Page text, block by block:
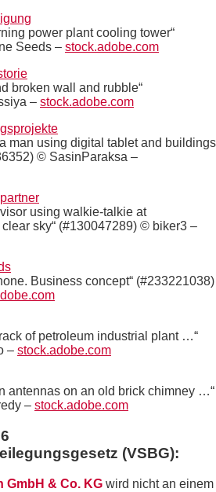
power plant cooling tower“
Seeds – stock.adobe.com
broken wall and rubble“
– stock.adobe.com
man using digital tablet and buildings
© SasinParaksa –
using walkie-talkie at
sky“ (#130047289) © biker3 –
Business concept“ (#233221038)
of petroleum industrial plant …“
– stock.adobe.com
antennas on an old brick chimney …“
– stock.adobe.com
(VSBG):
GmbH & Co. KG wird nicht an einem